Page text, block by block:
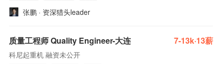
张鹏 · 资深猎头leader
质量工程师 Quality Engineer-大连 7-13k·13薪
科尼起重机 融资未公开